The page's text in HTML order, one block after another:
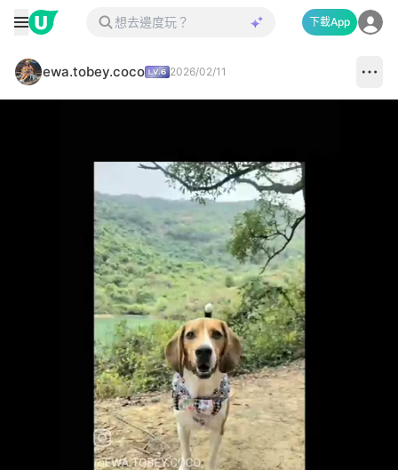
下載App
ewa.tobey.coco 2026/02/11